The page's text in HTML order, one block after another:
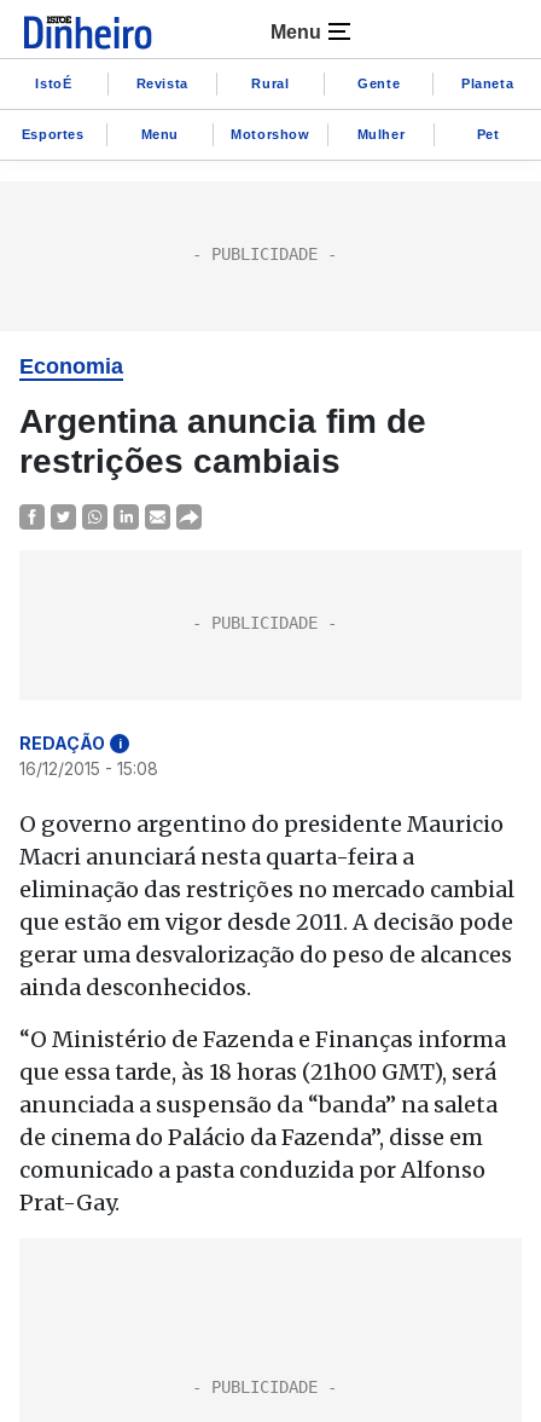
Menu
IstoÉ Revista Rural Gente Planeta
Esportes Menu Motorshow Mulher Pet
Economia
Argentina anuncia fim de
restrições cambiais
REDAÇÃO i
16/12/2015 - 15:08
O governo argentino do presidente Mauricio
Macri anunciará nesta quarta-feira a
eliminação das restrições no mercado cambial
que estão em vigor desde 2011. A decisão pode
gerar uma desvalorização do peso de alcances
ainda desconhecidos.
“O Ministério de Fazenda e Finanças informa
que essa tarde, às 18 horas (21h00 GMT), será
anunciada a suspensão da “banda” na saleta
de cinema do Palácio da Fazenda”, disse em
comunicado a pasta conduzida por Alfonso
Prat-Gay.